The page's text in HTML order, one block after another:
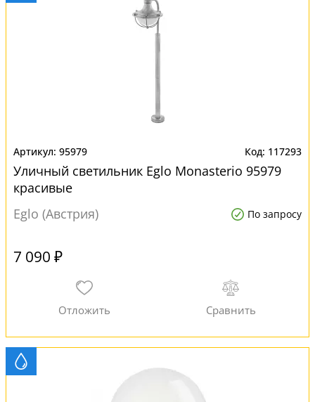
95979 117293
Уличный светильник Eglo Monasterio 95979
красивые
Eglo (Австрия)
По запросу
7 090 ₽